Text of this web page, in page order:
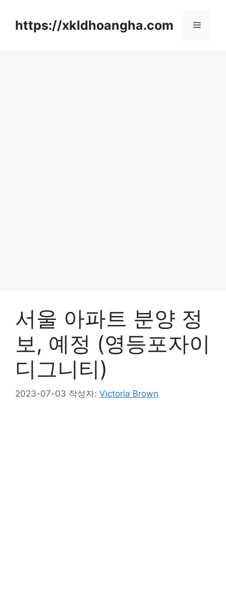
https://xkldhoangha.com 메
서울 아파트 분양 정
보, 예정 (영등포자이
디그니티)
2023-07-03 작성자: Victoria Brown